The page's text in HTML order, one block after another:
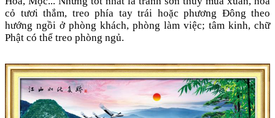
cỏ tươi thắm, treo phía tay trái hoặc phương Đông theo
hướng ngồi ở phòng khách, phòng làm việc; tâm kinh, chữ
Phật có thể treo phòng ngủ.